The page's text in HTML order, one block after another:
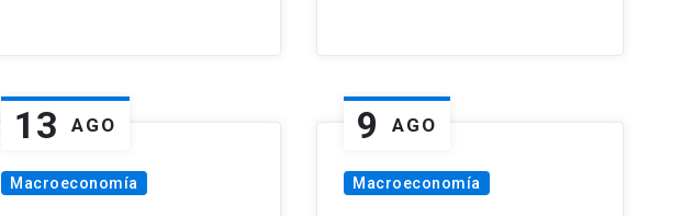
13 AGO
Macroeconomía
9 AGO
Macroeconomía